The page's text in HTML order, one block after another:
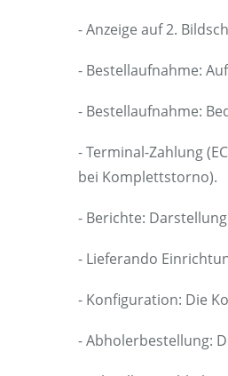
- Anzeige auf 2.
- Bestellaufnahme:
- Bestellaufnahme:
- Terminal-Zahlung
bei Komplettstorno).
- Berichte:
- Lieferando
- Konfiguration: Die
- Abholerbestellung: